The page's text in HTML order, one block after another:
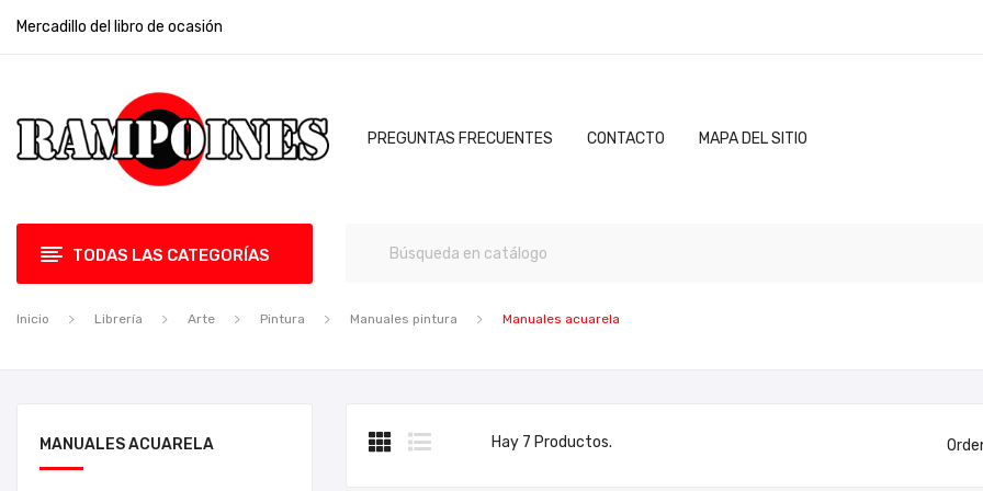
Mercadillo del libro de ocasión
PREGUNTAS FRECUENTES CONTACTO MAPA DEL SITIO
TODAS LAS CATEGORÍAS
Inicio Librería Arte Pintura Manuales pintura Manuales acuarela
MANUALES ACUARELA Hay 7 Productos.